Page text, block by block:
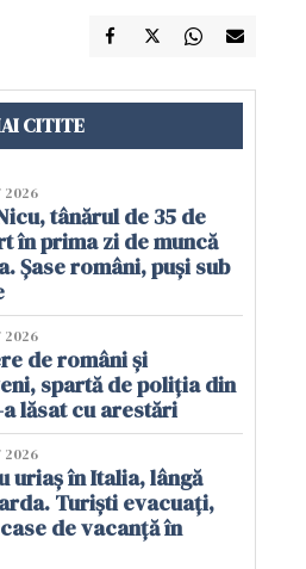
CITITE
2026
tânărul de 35 de
în prima zi de muncă
Șase români, puși sub
2026
de români și
spartă de poliția din
lăsat cu arestări
2026
uriaș în Italia, lângă
Turiști evacuați,
de vacanță în